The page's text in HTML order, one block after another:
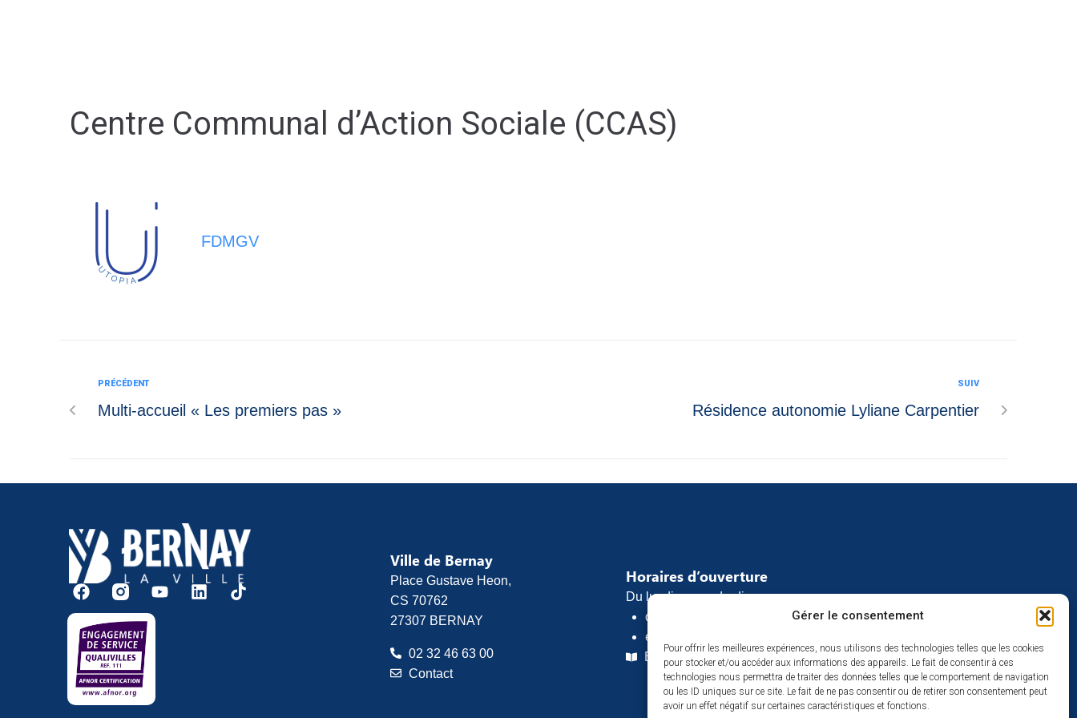
Gérer le consentement
Pour offrir les meilleures expériences, nous utilisons des technologies telles que les cookies
pour stocker et/ou accéder aux informations des appareils. Le fait de consentir à ces
technologies nous permettra de traiter des données telles que le comportement de navigation
ou les ID uniques sur ce site. Le fait de ne pas consentir ou de retirer son consentement peut
avoir un effet négatif sur certaines caractéristiques et fonctions.
Centre Communal d’Action Sociale (CCAS)
FDMGV
PRÉCÉDENT
Multi-accueil « Les premiers pas »
SUIV
Résidence autonomie Lyliane Carpentier
Ville de Bernay
Place Gustave Heon,
CS 70762
27307 BERNAY
02 32 46 63 00
Contact
Horaires d’ouverture
Du lundi au vendredi :
de 8h30 à 12h
et de 13h30 à 17h
Espace presse